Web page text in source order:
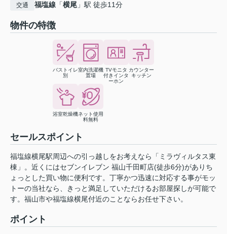
交通 福塩線 「横尾 」駅 徒歩11分
物件の特徴
バストイレ
別
室内洗濯機
置場
TVモニタ
付きインタ
ーホン
カウンター
キッチン
浴室乾燥機ネット使用
料無料
セールスポイント
福塩線横尾駅周辺への引っ越しをお考えなら「ミラヴィルタス東
棟」。近くにはセブンイレブン 福山千田町店(徒歩6分)がありち
ょっとした買い物に便利です。丁寧かつ迅速に対応する事がモッ
トーの当社なら、きっと満足していただけるお部屋探しが可能で
す。福山市や福塩線横尾付近のことならお任せ下さい。
ポイント